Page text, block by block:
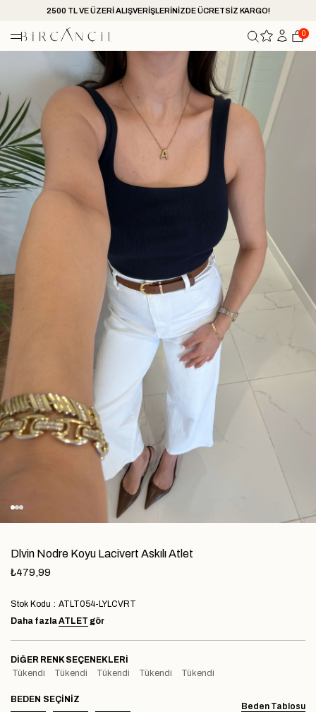
2500 TL VE ÜZERİ ALIŞVERİŞLERİNİZDE ÜCRETSİZ KARGO!
0
Dlvin Nodre Koyu Lacivert Askılı Atlet
₺479,99
Stok Kodu
ATLT054-LYLCVRT
Daha fazlaATLET gör
DIĞER RENK SEÇENEKLERI
Tükendi
Tükendi Tükendi Tükendi Tükendi
Beden Tablosu
BEDEN